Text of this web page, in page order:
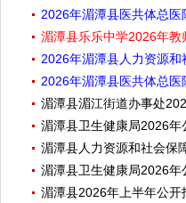
2026年湄潭县医共体总
湄潭县乐乐中学2026年
2026年湄潭县人力资源
2026年湄潭县医共体总
湄潭县湄江街道办事处
湄潭县卫生健康局2026
湄潭县人力资源和社会保
湄潭县卫生健康局2026
湄潭县2026年上半年公